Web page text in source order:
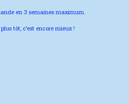
en 3 semaines maximum.
tôt, c’est encore mieux !